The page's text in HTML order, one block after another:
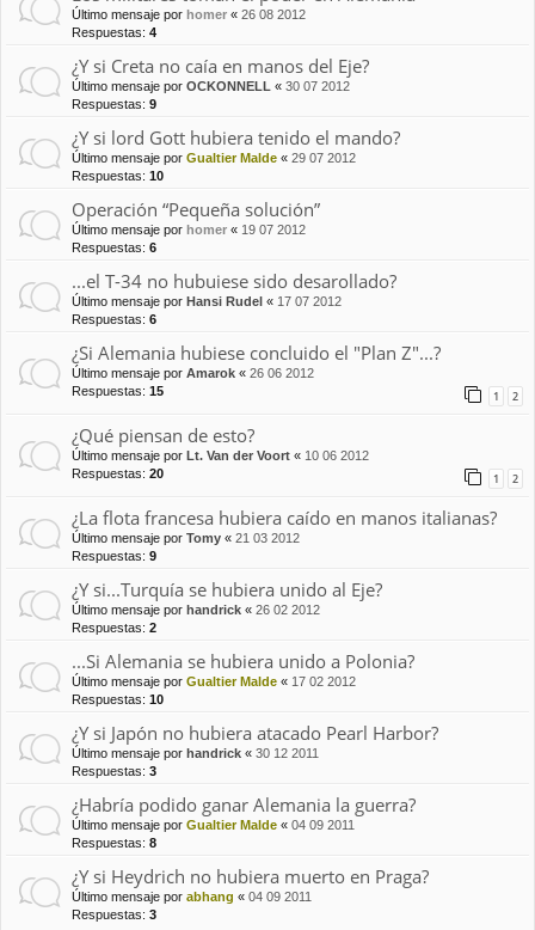
Último mensaje por homer « 26 08 2012
Respuestas: 4
¿Y si Creta no caía en manos del Eje?
Último mensaje por OCKONNELL « 30 07 2012
Respuestas: 9
¿Y si lord Gott hubiera tenido el mando?
Último mensaje por Gualtier Malde « 29 07 2012
Respuestas: 10
Operación “Pequeña solución”
Último mensaje por homer « 19 07 2012
Respuestas: 6
...el T-34 no hubuiese sido desarollado?
Último mensaje por Hansi Rudel « 17 07 2012
Respuestas: 6
¿Si Alemania hubiese concluido el "Plan Z"...?
Último mensaje por Amarok « 26 06 2012
Respuestas: 15 1 2
¿Qué piensan de esto?
Último mensaje por Lt. Van der Voort « 10 06 2012
Respuestas: 20 1 2
¿La flota francesa hubiera caído en manos italianas?
Último mensaje por Tomy « 21 03 2012
Respuestas: 9
¿Y si...Turquía se hubiera unido al Eje?
Último mensaje por handrick « 26 02 2012
Respuestas: 2
...Si Alemania se hubiera unido a Polonia?
Último mensaje por Gualtier Malde « 17 02 2012
Respuestas: 10
¿Y si Japón no hubiera atacado Pearl Harbor?
Último mensaje por handrick « 30 12 2011
Respuestas: 3
¿Habría podido ganar Alemania la guerra?
Último mensaje por Gualtier Malde « 04 09 2011
Respuestas: 8
¿Y si Heydrich no hubiera muerto en Praga?
Último mensaje por abhang « 04 09 2011
Respuestas: 3